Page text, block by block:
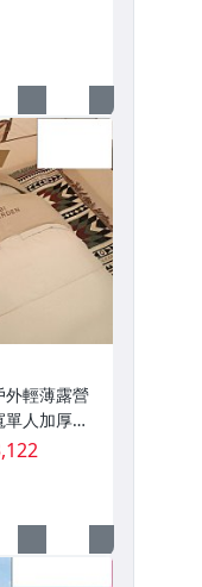
外輕薄露營
人加厚攬